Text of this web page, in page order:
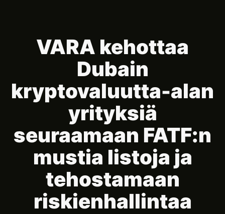
VARA kehottaa
Dubain
kryptovaluutta-alan
yrityksiä
seuraamaan FATF:n
mustia listoja ja
tehostamaan
riskienhallintaa